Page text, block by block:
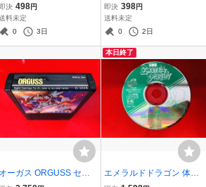
即決 498円
料未定
0
3日
即決 398円
送料未定
0
2日
オーガス ORGUSS セガ
本日終了
エメラルドドラゴン 体験